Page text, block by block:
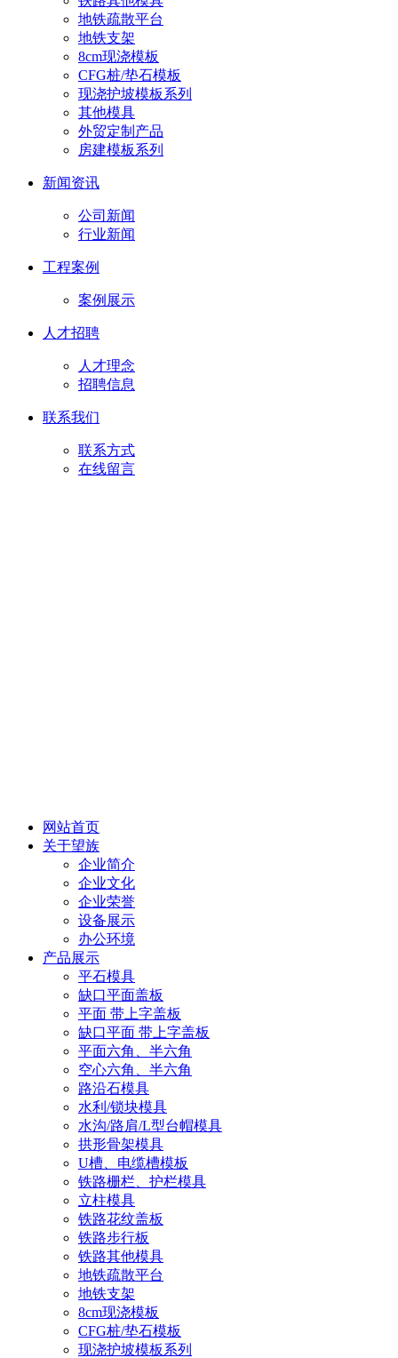
地铁疏散平台
地铁支架
8cm现浇模板
CFG桩/垫石模板
现浇护坡模板系列
其他模具
外贸定制产品
房建模板系列
新闻资讯
公司新闻
行业新闻
工程案例
案例展示
人才招聘
人才理念
招聘信息
联系我们
联系方式
在线留言
网站首页
关于望族
企业简介
企业文化
企业荣誉
设备展示
办公环境
产品展示
平石模具
缺口平面盖板
平面 带上字盖板
缺口平面 带上字盖板
平面六角、半六角
空心六角、半六角
路沿石模具
水利/锁块模具
水沟/路肩/L型台帽模具
拱形骨架模具
U槽、电缆槽模板
铁路栅栏、护栏模具
立柱模具
铁路花纹盖板
铁路步行板
铁路其他模具
地铁疏散平台
地铁支架
8cm现浇模板
CFG桩/垫石模板
现浇护坡模板系列